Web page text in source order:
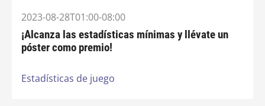
2023-08-28T01:00-08:00
¡Alcanza las estadísticas mínimas y llévate un
póster como premio!
Estadísticas de juego